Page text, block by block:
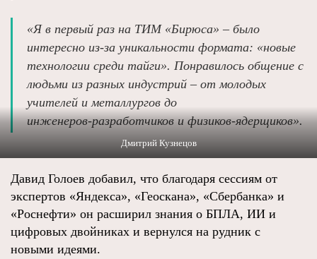
«Я в первый раз на ТИМ «Бирюса» – было
интересно из‑за уникальности формата: «новые
технологии среди тайги». Понравилось общение с
людьми из разных индустрий – от молодых
учителей и металлургов до
инженеров‑разработчиков и физиков‑ядерщиков».
Дмитрий Кузнецов
Давид Голоев добавил, что благодаря сессиям от
экспертов «Яндекса», «Геоскана», «Сбербанка» и
«Роснефти» он расширил знания о БПЛА, ИИ и
цифровых двойниках и вернулся на рудник с
новыми идеями.